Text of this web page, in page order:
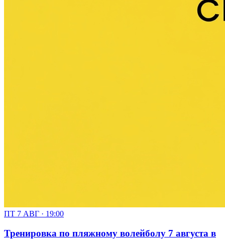
ПТ 7 АВГ · 19:00
Тренировка по пляжному волейболу 7 августа в